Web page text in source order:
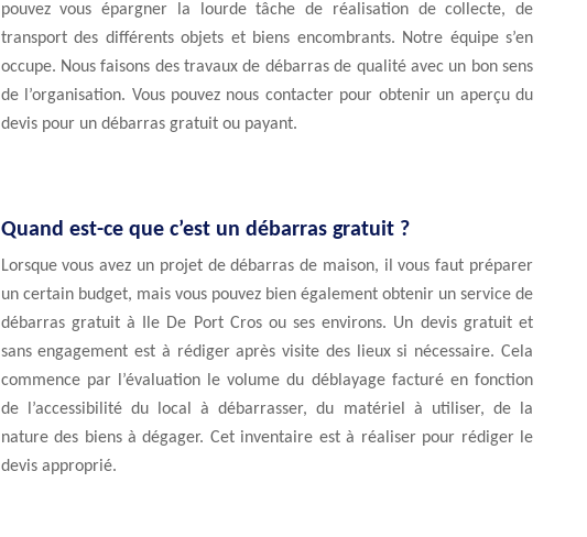
pouvez vous épargner la lourde tâche de réalisation de collecte, de
transport des différents objets et biens encombrants. Notre équipe s’en
occupe. Nous faisons des travaux de débarras de qualité avec un bon sens
de l’organisation. Vous pouvez nous contacter pour obtenir un aperçu du
devis pour un débarras gratuit ou payant.
Quand est-ce que c’est un débarras gratuit ?
Lorsque vous avez un projet de débarras de maison, il vous faut préparer
un certain budget, mais vous pouvez bien également obtenir un service de
débarras gratuit à Ile De Port Cros ou ses environs. Un devis gratuit et
sans engagement est à rédiger après visite des lieux si nécessaire. Cela
commence par l’évaluation le volume du déblayage facturé en fonction
de l’accessibilité du local à débarrasser, du matériel à utiliser, de la
nature des biens à dégager. Cet inventaire est à réaliser pour rédiger le
devis approprié.